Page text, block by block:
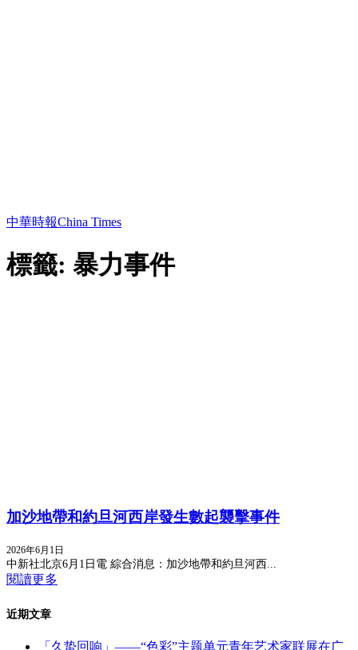
中華時報China Times
標籤: 暴力事件
加沙地帶和約旦河西岸發生數起襲擊事件
2026年6月1日
中新社北京6月1日電 綜合消息：加沙地帶和約旦河西...
閱讀更多
近期文章
「久蛰回响」——“色彩”主题单元青年艺术家联展在广